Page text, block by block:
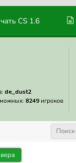
CS 1.6
de_dust2
8249 игроков